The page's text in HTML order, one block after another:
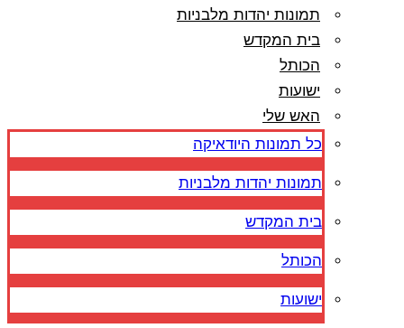
תמונות יהדות מלבניות
בית המקדש
הכותל
ישועות
האש שלי
כל תמונות היודאיקה
תמונות יהדות מלבניות
בית המקדש
הכותל
ישועות